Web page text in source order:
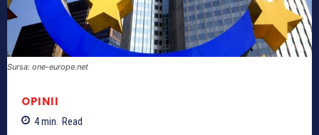
Sursa: one-europe.net
OPINII
4min. Read